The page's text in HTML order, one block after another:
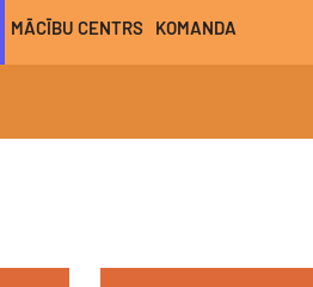
MĀCĪBU CENTRS KOMANDA